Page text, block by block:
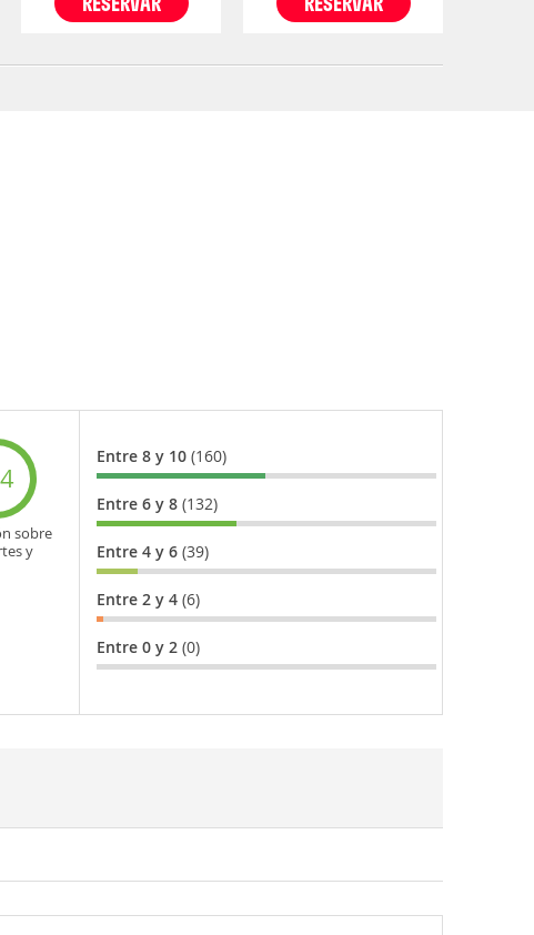
sobre
y
Entre 8 y 10 (160)
Entre 6 y 8 (132)
Entre 4 y 6 (39)
Entre 2 y 4 (6)
Entre 0 y 2 (0)